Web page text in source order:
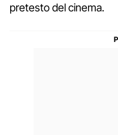
pretesto del cinema.